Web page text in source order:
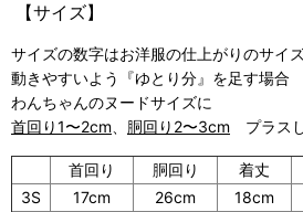
【サイズ】
サイズの数字はお洋服の仕上がりのサイズ
動きやすいよう『ゆとり分』を足す場合
わんちゃんのヌードサイズに
首回り1〜2cm、 胴回り2〜3cm プラス
首回り 胴回り 着丈
3S
17cm 26cm 18cm